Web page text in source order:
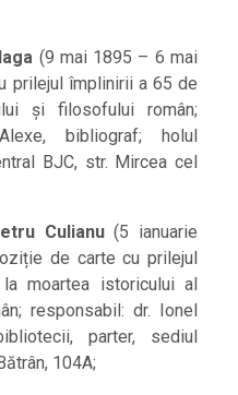
(9 mai 1895 – 6 mai
prilejul împlinirii a 65 de
și filosofului român;
bibliograf; holul
BJC, str. Mircea cel
Culianu(5 ianuarie
de carte cu prilejul
moartea istoricului al
responsabil: dr. Ionel
parter, sediul
104A;